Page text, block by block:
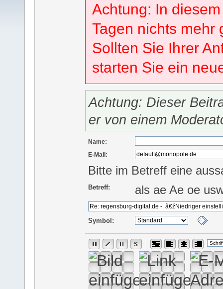
Achtung: In
Tagen nichts mehr
Sollten Sie Ihrer
starten Sie ein
Achtung: Dieser
er von einem
Name:
E-Mail:
Bitte im Betreff eine
als ae Ae oe
Betreff:
Symbol: